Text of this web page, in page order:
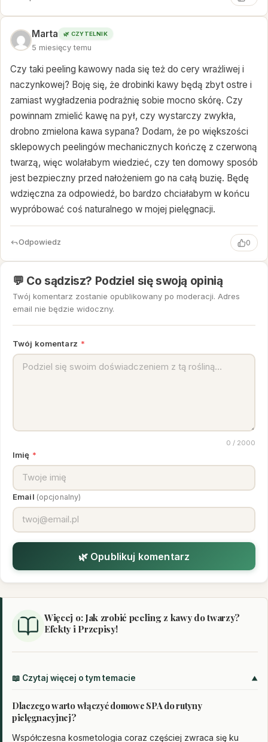
Marta 🌿 CZYTELNIK
5 miesięcy temu
Czy taki peeling kawowy nada się też do cery wrażliwej i
naczynkowej? Boję się, że drobinki kawy będą zbyt ostre i
zamiast wygładzenia podrażnię sobie mocno skórę. Czy
powinnam zmielić kawę na pył, czy wystarczy zwykła,
drobno zmielona kawa sypana? Dodam, że po większości
sklepowych peelingów mechanicznych kończę z czerwoną
twarzą, więc wolałabym wiedzieć, czy ten domowy sposób
jest bezpieczny przed nałożeniem go na całą buzię. Będę
wdzięczna za odpowiedź, bo bardzo chciałabym w końcu
wypróbować coś naturalnego w mojej pielęgnacji.
Odpowiedz 0
💬 Co sądzisz? Podziel się swoją opinią
Twój komentarz zostanie opublikowany po moderacji. Adres
email nie będzie widoczny.
Twój komentarz *
0 / 2000
Imię *
Email (opcjonalny)
🌿 Opublikuj komentarz
Więcej o: Jak zrobić peeling z kawy do twarzy?
Efekty i Przepisy!
📖 Czytaj więcej o tym temacie
Dlaczego warto włączyć domowe SPA do rutyny
pielęgnacyjnej?
Współczesna kosmetologia coraz częściej zwraca się ku